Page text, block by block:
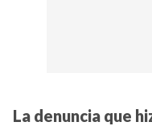
La denuncia que